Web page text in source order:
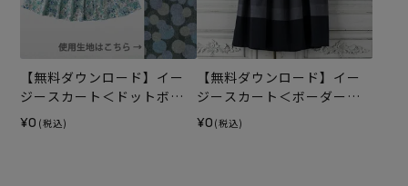
【無料ダウンロード】イー
ジースカート＜ドットボー
ダー・65cm丈＞（レシピ）
¥0 (税込)
【無料ダウンロード】イー
ジースカート＜ボーダーカ
ラードビー・80cm丈＞（レ
シピ）
¥0 (税込)